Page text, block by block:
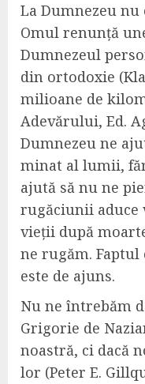
La Dumnezeu nu
Omul renunță
Dumnezeul
din ortodoxie
milioane de
Adevărului, Ed.
Dumnezeu ne
minat al lumii,
ajută să nu ne
rugăciunii aduce
vieții după
ne rugăm. Faptul
este de ajuns.
Nu ne întrebăm
Grigorie de
noastră, ci dacă
lor (Peter E.